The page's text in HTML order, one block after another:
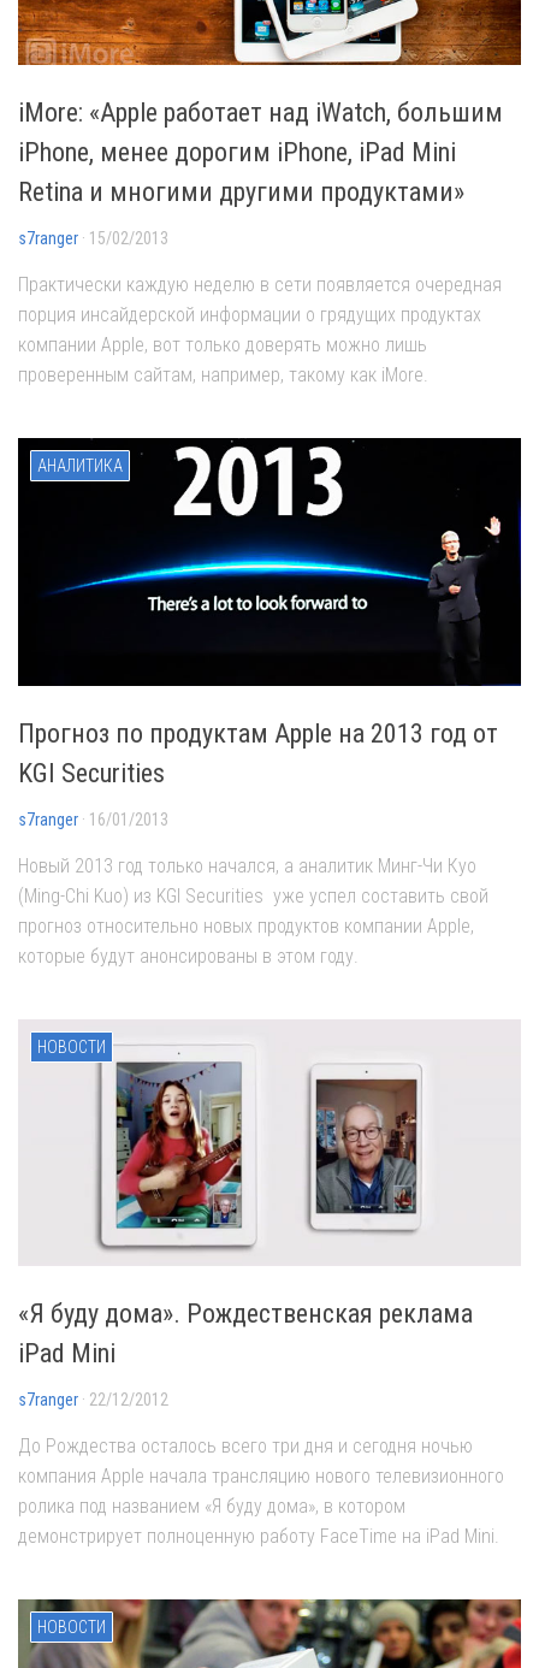
iMore: «Apple работает над iWatch, большим
iPhone, менее дорогим iPhone, iPad Mini
Retina и многими другими продуктами»
s7ranger · 15/02/2013
Практически каждую неделю в сети появляется очередная
порция инсайдерской информации о грядущих продуктах
компании Apple, вот только доверять можно лишь
проверенным сайтам, например, такому как iMore.
АНАЛИТИКА
Прогноз по продуктам Apple на 2013 год от
KGI Securities
s7ranger · 16/01/2013
Новый 2013 год только начался, а аналитик Минг-Чи Куо
(Ming-Chi Kuo) из KGI Securities уже успел составить свой
прогноз относительно новых продуктов компании Apple,
которые будут анонсированы в этом году.
НОВОСТИ
«Я буду дома». Рождественская реклама
iPad Mini
s7ranger · 22/12/2012
До Рождества осталось всего три дня и сегодня ночью
компания Apple начала трансляцию нового телевизионного
ролика под названием «Я буду дома», в котором
демонстрирует полноценную работу FaceTime на iPad Mini.
НОВОСТИ